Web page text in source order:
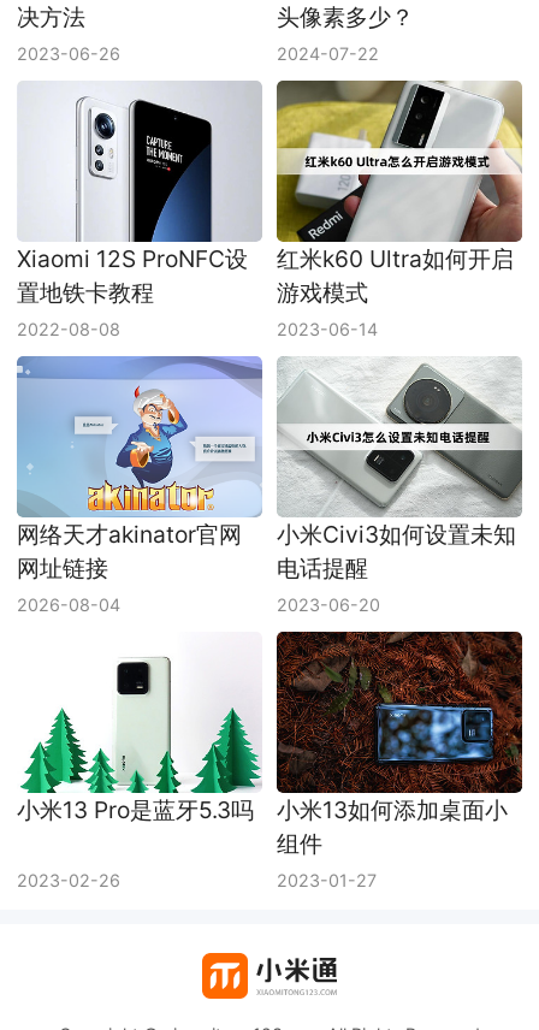
决方法
2023-06-26
头像素多少？
2024-07-22
Xiaomi 12S ProNFC设
置地铁卡教程
2022-08-08
红米k60 Ultra如何开启
游戏模式
2023-06-14
网络天才akinator官网
网址链接
2026-08-04
小米Civi3如何设置未知
电话提醒
2023-06-20
小米13 Pro是蓝牙5.3吗
2023-02-26
小米13如何添加桌面小
组件
2023-01-27